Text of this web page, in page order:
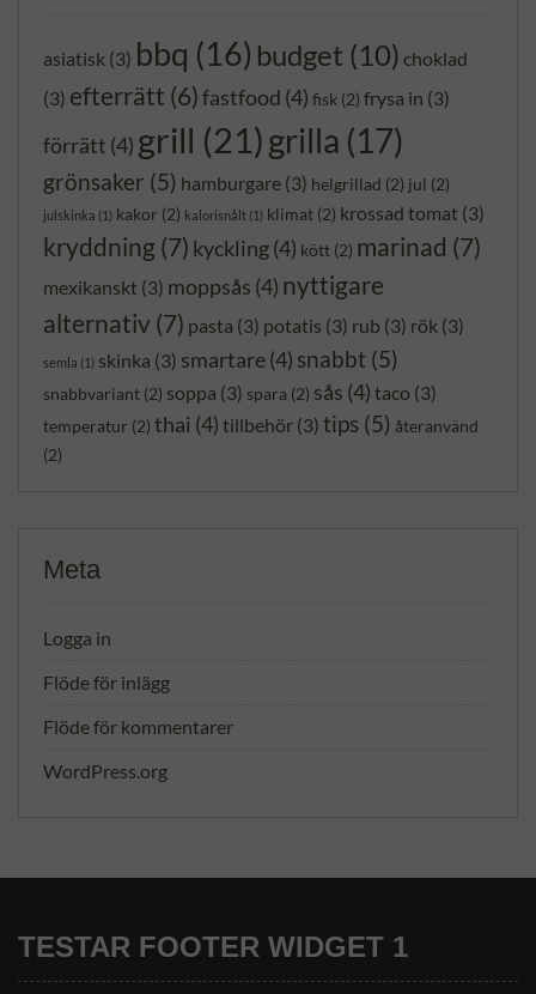
asiatisk (3) bbq (16) budget (10) choklad
(3) efterrätt (6)fastfood (4) fisk (2) frysa in (3)
förrätt (4) grill (21)grilla (17)
grönsaker (5) hamburgare (3) helgrillad (2) jul (2)
julskinka (1) kakor (2) kalorisnålt (1) klimat (2) krossad tomat (3)
kryddning(7) kyckling(4) kött (2) marinad (7)
mexikanskt (3) moppsås (4) nyttigare
alternativ(7) pasta (3) potatis (3) rub (3) rök (3)
semla (1) skinka (3) smartare(4) snabbt (5)
snabbvariant (2) soppa (3) spara (2) sås (4) taco (3)
temperatur (2) thai (4) tillbehör (3) tips (5) återanvänd
(2)
Meta
Logga in
Flöde för inlägg
Flöde för kommentarer
WordPress.org
TESTAR FOOTER WIDGET 1